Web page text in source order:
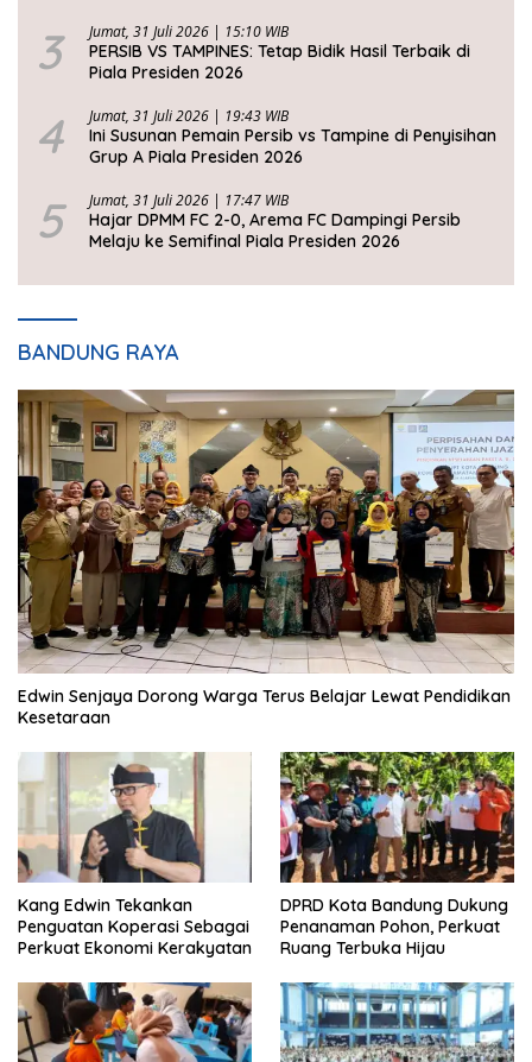
3 Jumat, 31 Juli 2026 | 15:10 WIB
PERSIB VS TAMPINES: Tetap Bidik Hasil Terbaik di
Piala Presiden 2026
4 Jumat, 31 Juli 2026 | 19:43 WIB
Ini Susunan Pemain Persib vs Tampine di Penyisihan
Grup A Piala Presiden 2026
5 Jumat, 31 Juli 2026 | 17:47 WIB
Hajar DPMM FC 2-0, Arema FC Dampingi Persib
Melaju ke Semifinal Piala Presiden 2026
BANDUNG RAYA
Edwin Senjaya Dorong Warga Terus Belajar Lewat Pendidikan
Kesetaraan
Kang Edwin Tekankan
Penguatan Koperasi Sebagai
Perkuat Ekonomi Kerakyatan
DPRD Kota Bandung Dukung
Penanaman Pohon, Perkuat
Ruang Terbuka Hijau